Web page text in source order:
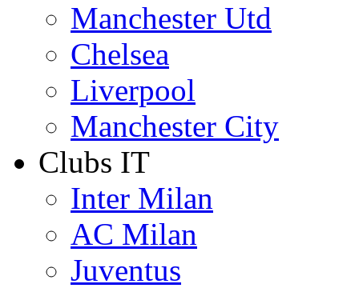
Manchester Utd
Chelsea
Liverpool
Manchester City
Clubs IT
Inter Milan
AC Milan
Juventus